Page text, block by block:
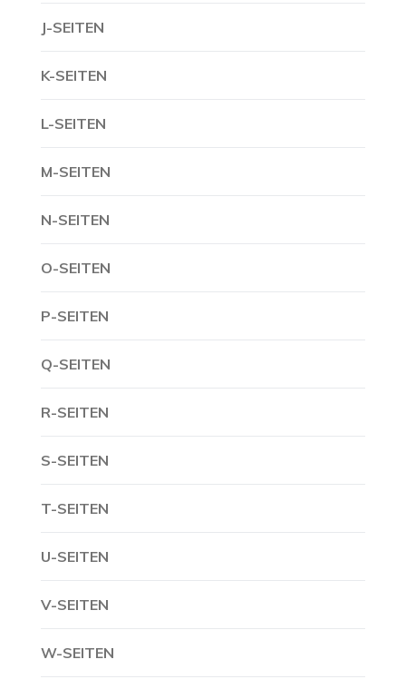
J-SEITEN
K-SEITEN
L-SEITEN
M-SEITEN
N-SEITEN
O-SEITEN
P-SEITEN
Q-SEITEN
R-SEITEN
S-SEITEN
T-SEITEN
U-SEITEN
V-SEITEN
W-SEITEN